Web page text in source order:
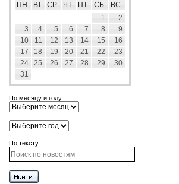
ПН ВТ СР ЧТ ПТ СБ
ВС
1
2
3
4 5 6 7 8
9
10
11 12 13 14 15
16
17
18 19 20 21 22
23
24
25 26 27 28 29
30
31
По месяцу и году:
По тексту: